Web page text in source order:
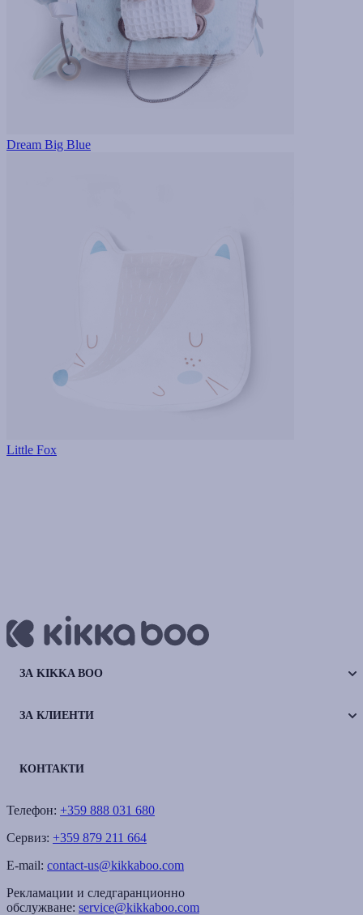
Dream Big Blue
Little Fox
ЗА KIKKA BOO
ЗА КЛИЕНТИ
КОНТАКТИ
Телефон: +359 888 031 680
Сервиз: +359 879 211 664
E-mail: contact-us@kikkaboo.com
Рекламации и следгаранционно
обслужване: service@kikkaboo.com